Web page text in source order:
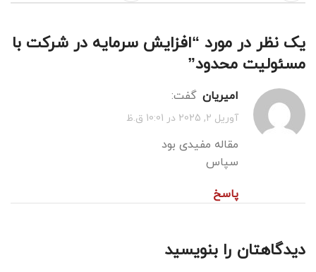
یک نظر در مورد “افزایش سرمایه در شرکت با
مسئولیت محدود”
امیریان گفت:
آوریل 2, 2025 در 10:01 ق.ظ
مقاله مفیدی بود
سپاس
پاسخ
دیدگاهتان را بنویسید